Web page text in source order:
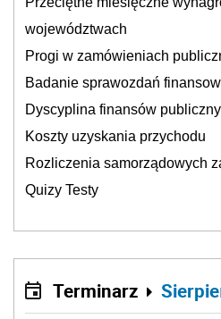
województwach
Progi w zamówieniach
Badanie sprawozdań
Dyscyplina finansów
Koszty uzyskania przychodu
Rozliczenia samorządowych
Quizy Testy
Terminarz